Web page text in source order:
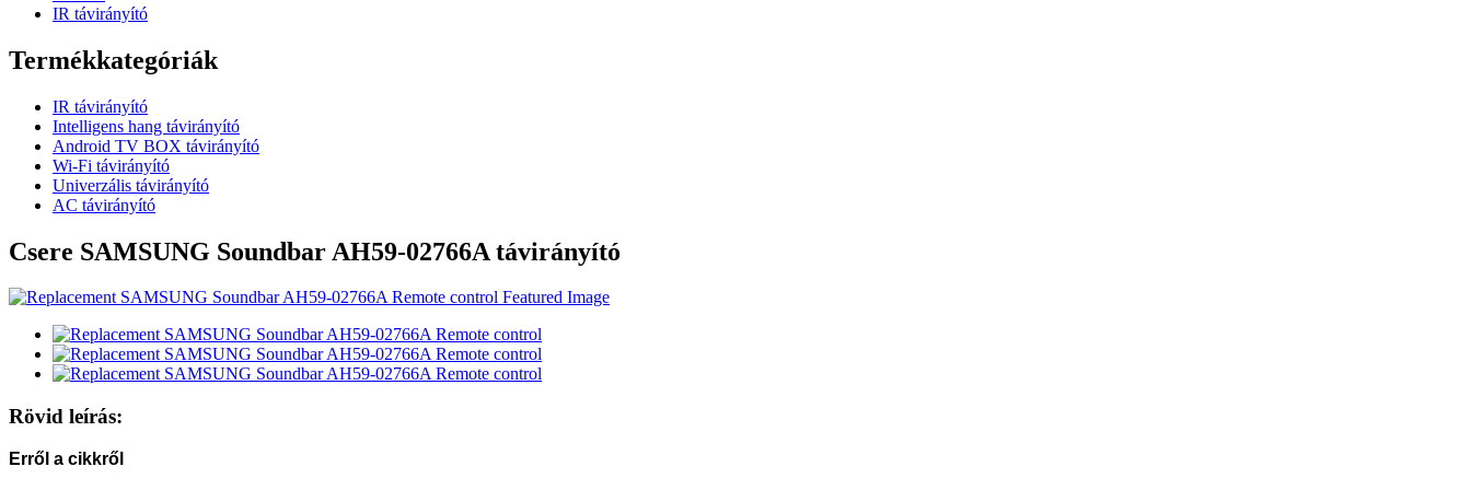
IR távirányító
Termékkategóriák
IR távirányító
Intelligens hang távirányító
Android TV BOX távirányító
Wi-Fi távirányító
Univerzális távirányító
AC távirányító
Csere SAMSUNG Soundbar AH59-02766A távirányító
Rövid leírás:
Erről a cikkről